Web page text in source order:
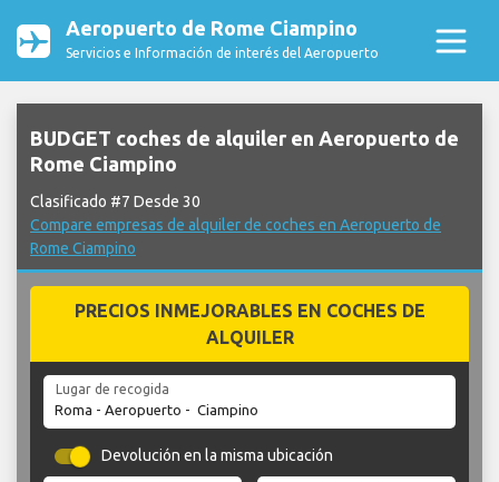
Aeropuerto de Rome Ciampino
Servicios e Información de interés del Aeropuerto
BUDGET coches de alquiler en Aeropuerto de
Rome Ciampino
Clasificado #7 Desde 30
Compare empresas de alquiler de coches en Aeropuerto de
Rome Ciampino
PRECIOS INMEJORABLES EN COCHES DE
ALQUILER
Lugar de recogida
Devolución en la misma ubicación